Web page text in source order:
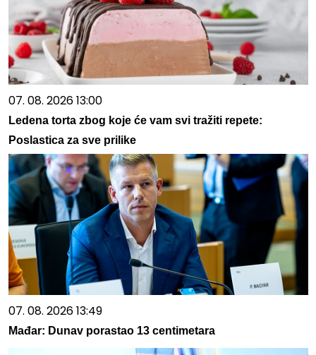
07. 08. 2026 13:00
Ledena torta zbog koje će vam svi tražiti repete:
Poslastica za sve prilike
07. 08. 2026 13:49
Mađar: Dunav porastao 13 centimetara